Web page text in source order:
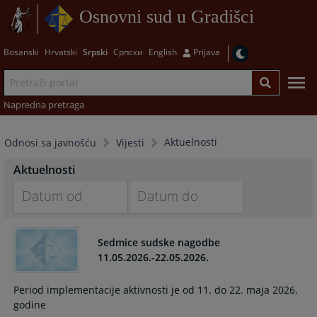
Osnovni sud u Gradišci
Bosanski Hrvatski Srpski Српски English Prijava
Napredna pretraga
Odnosi sa javnošću Vijesti Aktuelnosti
Aktuelnosti
forward
interact
the
calendar
forward
to
the
Sedmice sudske nagodbe
11.05.2026.-22.05.2026.
Period implementacije aktivnosti je od 11. do 22. maja 2026.
godine